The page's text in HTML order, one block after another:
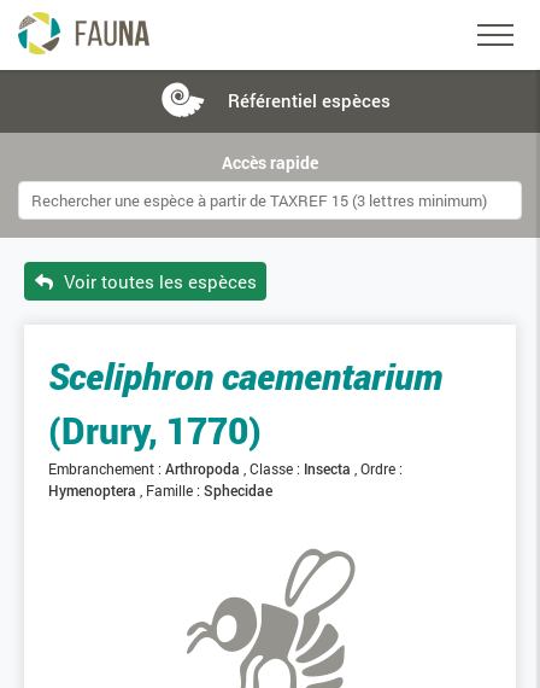
Référentiel espèces
Accès rapide
Voir toutes les espèces
Sceliphron caementarium
(Drury, 1770)
Embranchement : Arthropoda Classe : Insecta Ordre :
Hymenoptera
Famille : Sphecidae